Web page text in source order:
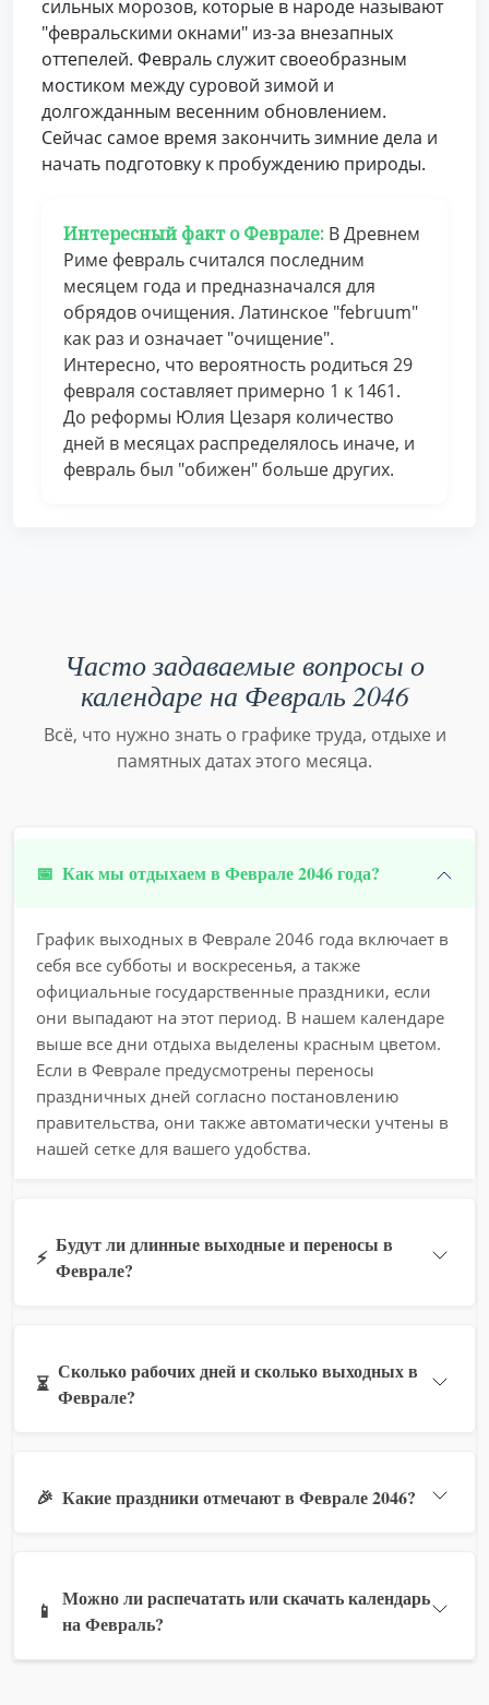
сильных морозов, которые в народе называют
"февральскими окнами" из-за внезапных
оттепелей. Февраль служит своеобразным
мостиком между суровой зимой и
долгожданным весенним обновлением.
Сейчас самое время закончить зимние дела и
начать подготовку к пробуждению природы.
Интересный факт о Феврале: В Древнем
Риме февраль считался последним
месяцем года и предназначался для
обрядов очищения. Латинское "februum"
как раз и означает "очищение".
Интересно, что вероятность родиться 29
февраля составляет примерно 1 к 1461.
До реформы Юлия Цезаря количество
дней в месяцах распределялось иначе, и
февраль был "обижен" больше других.
Часто задаваемые вопросы о
календаре на Февраль 2046
Всё, что нужно знать о графике труда, отдыхе и
памятных датах этого месяца.
📅 Как мы отдыхаем в Феврале 2046 года?
График выходных в Феврале 2046 года включает в
себя все субботы и воскресенья, а также
официальные государственные праздники, если
они выпадают на этот период. В нашем календаре
выше все дни отдыха выделены красным цветом.
Если в Феврале предусмотрены переносы
праздничных дней согласно постановлению
правительства, они также автоматически учтены в
нашей сетке для вашего удобства.
⚡
Будут ли длинные выходные и переносы в
Феврале?
⏳
Сколько рабочих дней и сколько выходных в
Феврале?
🎉 Какие праздники отмечают в Феврале 2046?
📱
Можно ли распечатать или скачать календарь
на Февраль?